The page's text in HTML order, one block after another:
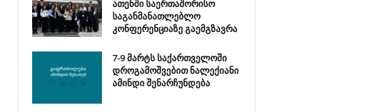
ათენში საერთაშორისო
საგანმანათლებლო
კონფერენციაზე გაემგზავრა
7-9 მარტს საქართველოში
დროგამოშვებით ნალექიანი
ამინდი შენარჩუნდება